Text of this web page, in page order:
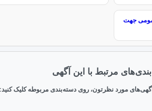
جهت
مرتبط با این آگهی
مورد نظرتون، روی دسته‌بندی مربوطه کلیک کنید: